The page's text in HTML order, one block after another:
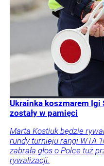
Ukrainka koszmarem
zostały w pamięci
Marta Kostiuk będzie
rundy turnieju rangi WTA
zabrała głos o Polce tuż
rywalizacji.